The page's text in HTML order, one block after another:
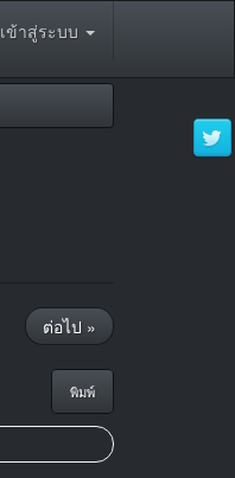
เข้าสู่ระบบ
ต่อไป »
พิมพ์